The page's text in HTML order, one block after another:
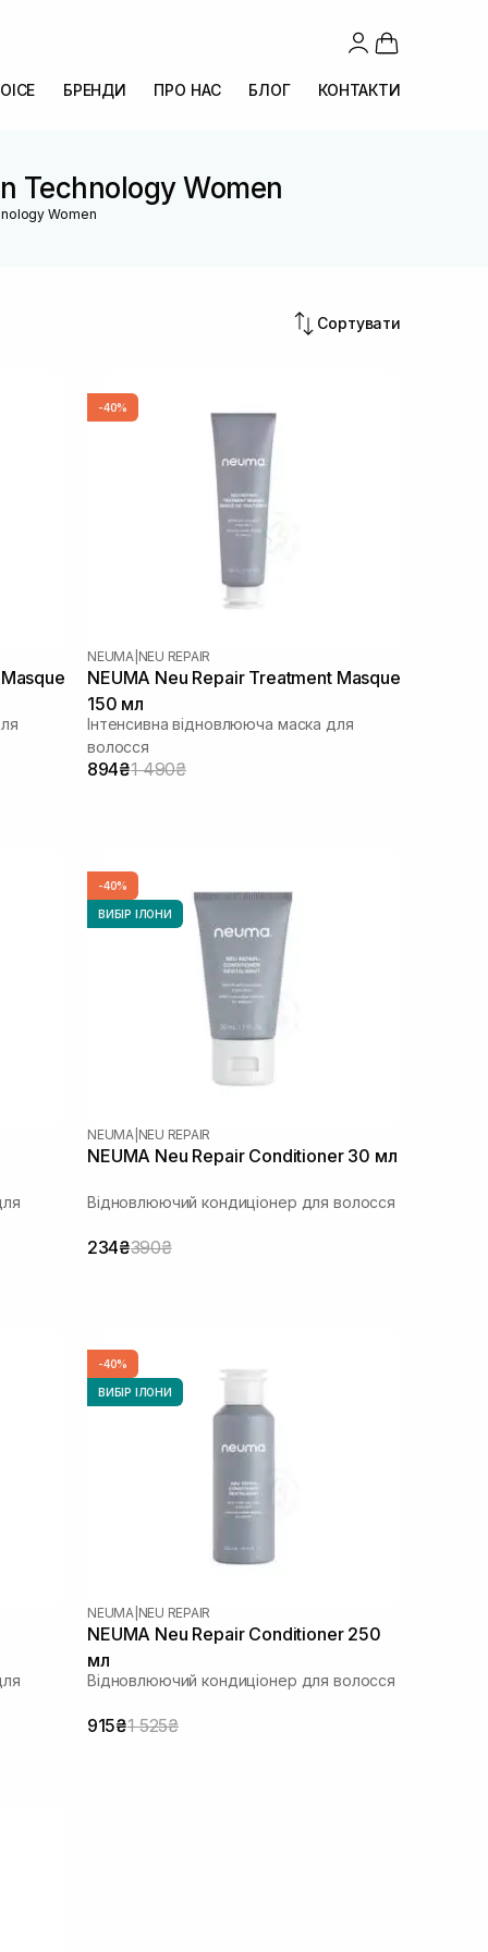
БРЕНДИ ПРО НАС БЛОГ КОНТАКТИ
Technology Women
Women
Сортувати
-40%
NEUMA NEU REPAIR
NEUMA Neu Repair Treatment Masque
150 мл
Інтенсивна відновлююча маска для
волосся
894₴1 490₴
-40%
ВИБІР ІЛОНИ
NEUMA NEU REPAIR
NEUMA Neu Repair Conditioner 30 мл
Відновлюючий кондиціонер для волосся
234₴390₴
-40%
ВИБІР ІЛОНИ
NEUMA NEU REPAIR
NEUMA Neu Repair Conditioner 250
мл
Відновлюючий кондиціонер для волосся
915₴1 525₴